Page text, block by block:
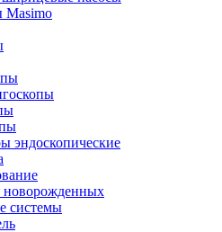
Masimo
эндоскопические
новорожденных
системы